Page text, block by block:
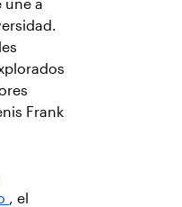
une a
Frank
, el